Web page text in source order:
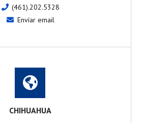
(461).202.5328
Envíar email
CHIHUAHUA